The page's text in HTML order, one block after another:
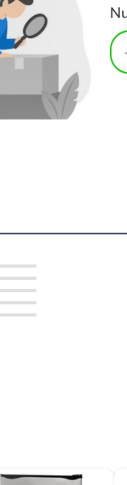
de café mientras la
y 'Off', una ventana
cable. Su potencia
durabilidad.
con
que